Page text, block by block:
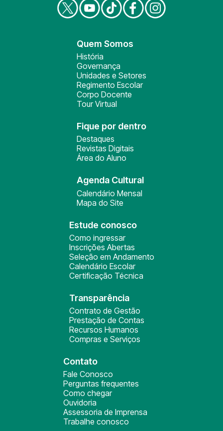
Quem Somos
História
Governança
Unidades e Setores
Regimento Escolar
Corpo Docente
Tour Virtual
Fique por dentro
Destaques
Revistas Digitais
Área do Aluno
Agenda Cultural
Calendário Mensal
Mapa do Site
Estude conosco
Como ingressar
Inscrições Abertas
Seleção em Andamento
Calendário Escolar
Certificação Técnica
Transparência
Contrato de Gestão
Prestação de Contas
Recursos Humanos
Compras e Serviços
Contato
Fale Conosco
Perguntas frequentes
Como chegar
Ouvidoria
Assessoria de Imprensa
Trabalhe conosco